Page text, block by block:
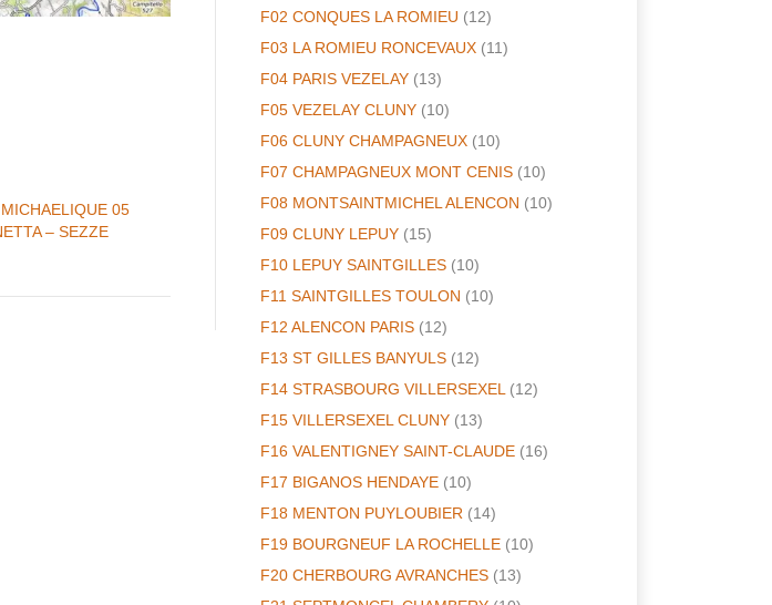
05
– SEZZE
F02 CONQUES LA ROMIEU (12)
F03 LA ROMIEU RONCEVAUX (11)
F04 PARIS VEZELAY (13)
F05 VEZELAY CLUNY (10)
F06 CLUNY CHAMPAGNEUX (10)
F07 CHAMPAGNEUX MONT CENIS (10)
F08 MONTSAINTMICHEL ALENCON (10)
F09 CLUNY LEPUY (15)
F10 LEPUY SAINTGILLES (10)
F11 SAINTGILLES TOULON (10)
F12 ALENCON PARIS (12)
F13 ST GILLES BANYULS (12)
F14 STRASBOURG VILLERSEXEL (12)
F15 VILLERSEXEL CLUNY (13)
F16 VALENTIGNEY SAINT-CLAUDE (16)
F17 BIGANOS HENDAYE (10)
F18 MENTON PUYLOUBIER (14)
F19 BOURGNEUF LA ROCHELLE (10)
F20 CHERBOURG AVRANCHES (13)